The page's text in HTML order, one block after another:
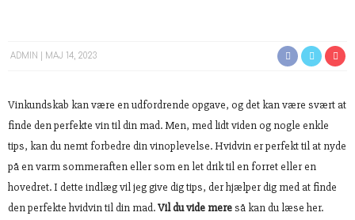
ADMIN MAJ 14, 2023
Vinkundskab kan være en udfordrende opgave, og det kan være svært at
finde den perfekte vin til din mad. Men, med lidt viden og nogle enkle
tips, kan du nemt forbedre din vinoplevelse. Hvidvin er perfekt til at nyde
på en varm sommeraften eller som en let drik til en forret eller en
hovedret. I dette indlæg vil jeg give dig tips, der hjælper dig med at finde
den perfekte hvidvin til din mad.Vil du vide mereså kan du læse her.